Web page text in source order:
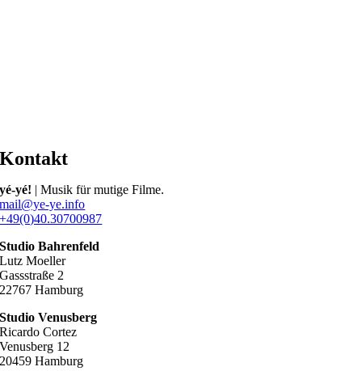
Kontakt
yé-yé! | Musik für mutige Filme.
mail@ye-ye.info
+49(0)40.30700987
Studio Bahrenfeld
Lutz Moeller
Gassstraße 2
22767 Hamburg
Studio Venusberg
Ricardo Cortez
Venusberg 12
20459 Hamburg